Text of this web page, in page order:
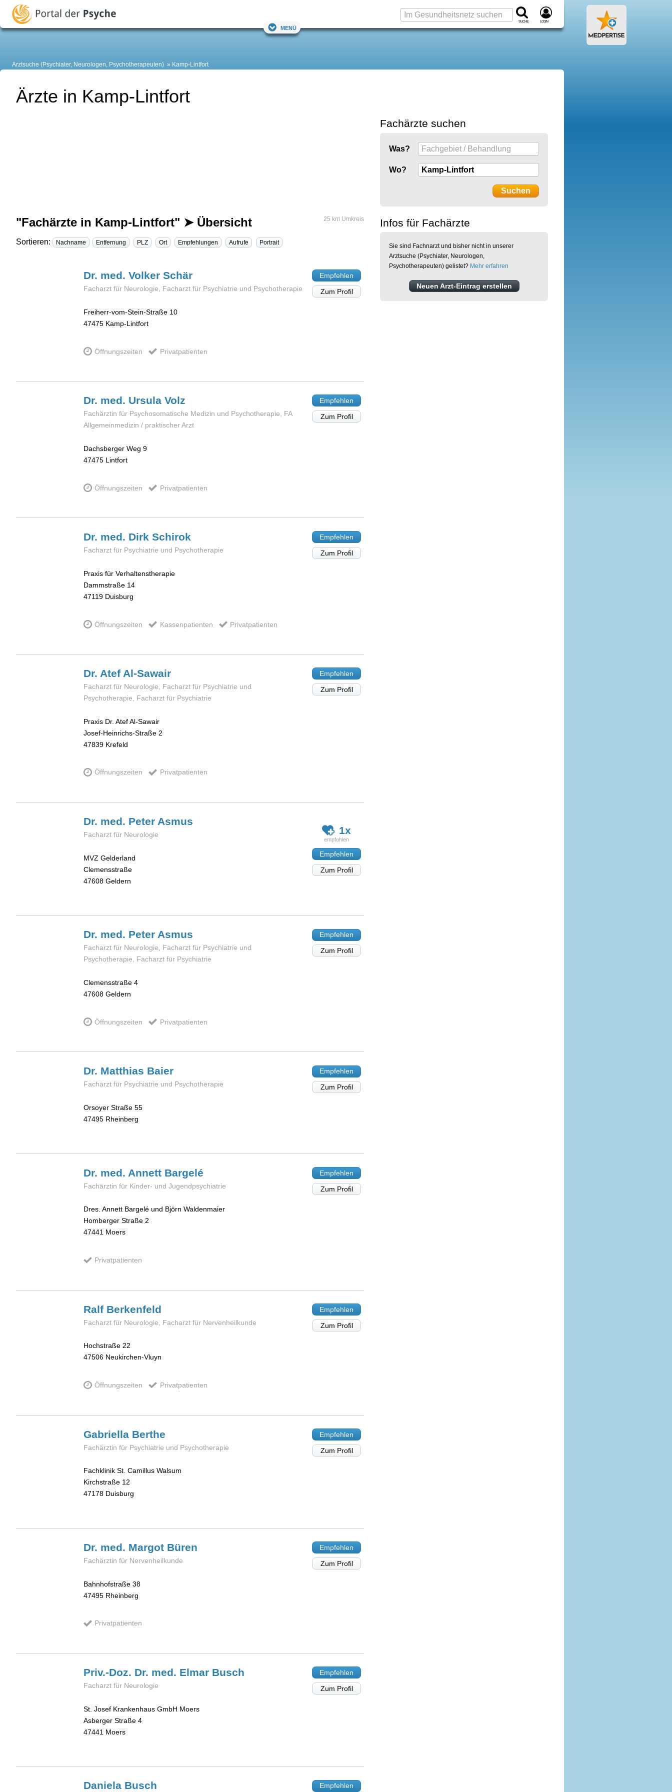
Suche Login
Menü
Arztsuche (Psychiater, Neurologen, Psychotherapeuten) Kamp-Lintfort
Ärzte in Kamp-Lintfort
"Fachärzte in Kamp-Lintfort" ➤ Übersicht 25 km Umkreis
Sortieren: Nachname Entfernung PLZ Ort Empfehlungen Aufrufe Portrait
Dr. med. Volker Schär
Facharzt für Neurologie, Facharzt für Psychiatrie und Psychotherapie
Freiherr-vom-Stein-Straße 10
47475 Kamp-Lintfort
Öffnungszeiten Privatpatienten
Empfehlen
Zum Profil
Dr. med. Ursula Volz
Fachärztin für Psychosomatische Medizin und Psychotherapie, FA
Allgemeinmedizin / praktischer Arzt
Dachsberger Weg 9
47475 Lintfort
Öffnungszeiten Privatpatienten
Empfehlen
Zum Profil
Dr. med. Dirk Schirok
Facharzt für Psychiatrie und Psychotherapie
Praxis für Verhaltenstherapie
Dammstraße 14
47119 Duisburg
Öffnungszeiten Kassenpatienten Privatpatienten
Empfehlen
Zum Profil
Dr. Atef Al-Sawair
Facharzt für Neurologie, Facharzt für Psychiatrie und
Psychotherapie, Facharzt für Psychiatrie
Praxis Dr. Atef Al-Sawair
Josef-Heinrichs-Straße 2
47839 Krefeld
Öffnungszeiten Privatpatienten
Empfehlen
Zum Profil
Dr. med. Peter Asmus
Facharzt für Neurologie
MVZ Gelderland
Clemensstraße
47608 Geldern
1x
Empfehlen
Zum Profil
Dr. med. Peter Asmus
Facharzt für Neurologie, Facharzt für Psychiatrie und
Psychotherapie, Facharzt für Psychiatrie
Clemensstraße 4
47608 Geldern
Öffnungszeiten Privatpatienten
Empfehlen
Zum Profil
Dr. Matthias Baier
Facharzt für Psychiatrie und Psychotherapie
Orsoyer Straße 55
47495 Rheinberg
Empfehlen
Zum Profil
Dr. med. Annett Bargelé
Fachärztin für Kinder- und Jugendpsychiatrie
Dres. Annett Bargelé und Björn Waldenmaier
Homberger Straße 2
47441 Moers
Privatpatienten
Empfehlen
Zum Profil
Ralf Berkenfeld
Facharzt für Neurologie, Facharzt für Nervenheilkunde
Hochstraße 22
47506 Neukirchen-Vluyn
Öffnungszeiten Privatpatienten
Empfehlen
Zum Profil
Gabriella Berthe
Fachärztin für Psychiatrie und Psychotherapie
Fachklinik St. Camillus Walsum
Kirchstraße 12
47178 Duisburg
Empfehlen
Zum Profil
Dr. med. Margot Büren
Fachärztin für Nervenheilkunde
Bahnhofstraße 38
47495 Rheinberg
Privatpatienten
Empfehlen
Zum Profil
Priv.-Doz. Dr. med. Elmar Busch
Facharzt für Neurologie
St. Josef Krankenhaus GmbH Moers
Asberger Straße 4
47441 Moers
Empfehlen
Zum Profil
Daniela Busch Empfehlen
Fachärzte suchen
Was?
Wo?
Infos für Fachärzte
Sie sind Fachnarzt und bisher nicht in unserer
Arztsuche (Psychiater, Neurologen,
Psychotherapeuten) gelistet? Mehr erfahren
Neuen Arzt-Eintrag erstellen